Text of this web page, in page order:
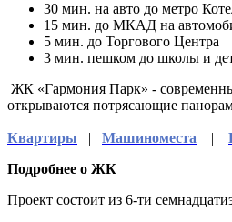
30 мин. на авто до метро
15 мин. до МКАД на
5 мин. до Торгового Центра
3 мин. пешком до школы и
ЖК «Гармония Парк» -
открываются потрясающие
Квартиры Машиноместа
Подробнее о ЖК
Проект состоит из 6-ти